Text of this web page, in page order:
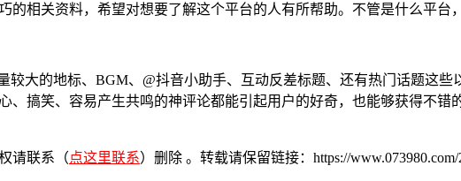
的相关资料，希望对想要了解这个平台的人有所帮助。不管是什么平台
较大的地标、BGM、@抖音小助手、互动反差标题、还有热门话题这
、搞笑、容易产生共鸣的神评论都能引起用户的好奇，也能够获得不错
请联系（点这里联系）删除 。转载请保留链接：https://www.073980.com/